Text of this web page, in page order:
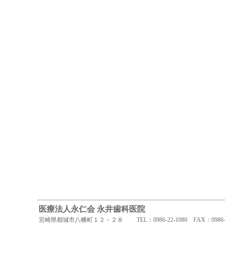
医療法人永仁会 永井歯科医院
宮崎県都城市八幡町１２－２８ TEL：0986-22-1080 FAX：0986-